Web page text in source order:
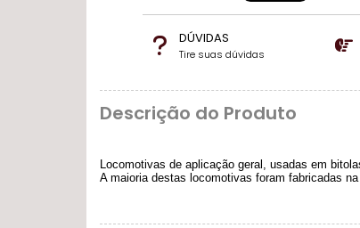
DÚVIDAS
Tire suas dúvidas
Descrição do Produto
Locomotivas de aplicação geral, usadas em
A maioria destas locomotivas foram fabricadas